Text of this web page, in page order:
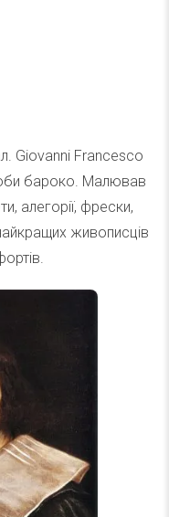
Giovanni Francesco
бароко. Малював
алегорії, фрески,
живописців